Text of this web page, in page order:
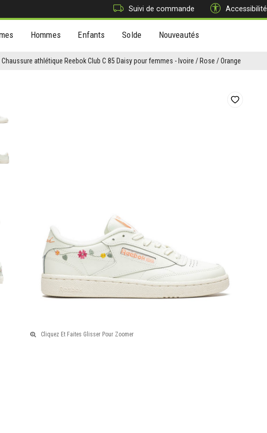
Suivi de commande Accessibilité
Hommes Enfants Solde Nouveautés
Chaussure athlétique Reebok Club C 85 Daisy pour femmes - Ivoire / Rose / Orange